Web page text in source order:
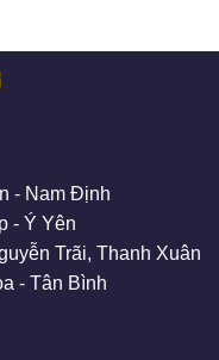
- Nam Định
- Ý Yên
Trãi, Thanh Xuân
- Tân Bình